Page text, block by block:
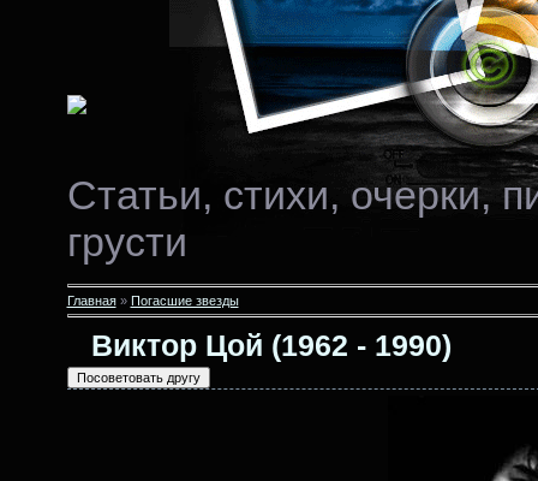
Статьи, стихи, очерки,
грусти
Главная» Погасшие звезды
Виктор Цой (1962 - 1990)